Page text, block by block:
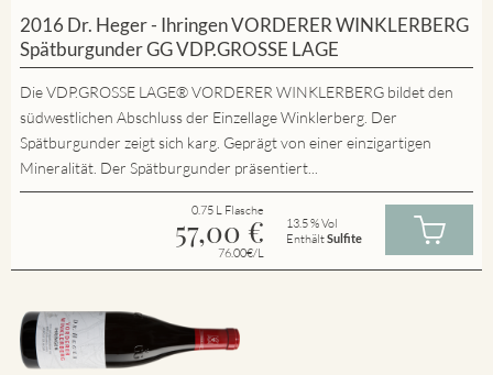
2016 Dr. Heger - Ihringen VORDERER WINKLERBERG
Spätburgunder GG VDP.GROSSE LAGE
Die VDP.GROSSE LAGE® VORDERER WINKLERBERG bildet den
südwestlichen Abschluss der Einzellage Winklerberg. Der
Spätburgunder zeigt sich karg. Geprägt von einer einzigartigen
Mineralität. Der Spätburgunder präsentiert...
0.75 L Flasche
57,00 €
76.00€/L
13.5 % Vol
EnthältSulfite